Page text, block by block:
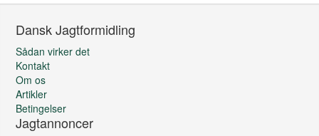
Dansk Jagtformidling
Sådan virker det
Kontakt
Om os
Artikler
Betingelser
Jagtannoncer